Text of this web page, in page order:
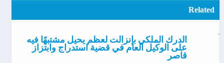
Related
الدرك الملكي بإنزالت لعظم يحيل مشتبهًا فيه
على الوكيل العام في قضية استدراج وابتزاز
قاصر